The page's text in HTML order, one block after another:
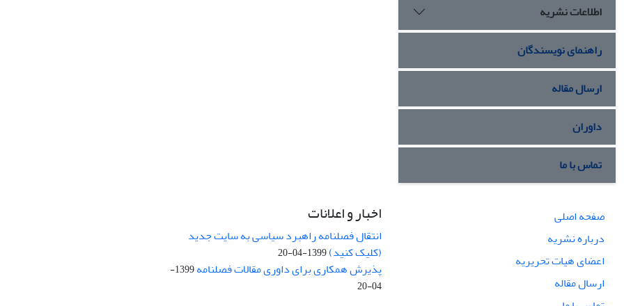
اطلاعات نشریه
راهنمای نویسندگان
ارسال مقاله
داوران
تماس با ما
صفحه اصلی
درباره نشریه
اعضای هیات تحریریه
ارسال مقاله
اخبار و اعلانات
انتقال فصلنامه راهبرد سیاسی به سایت جدید
(کلیک کنید)1399-04-20
پذیرش همکاری برای داوری مقالات فصلنامه
1399-
04-20